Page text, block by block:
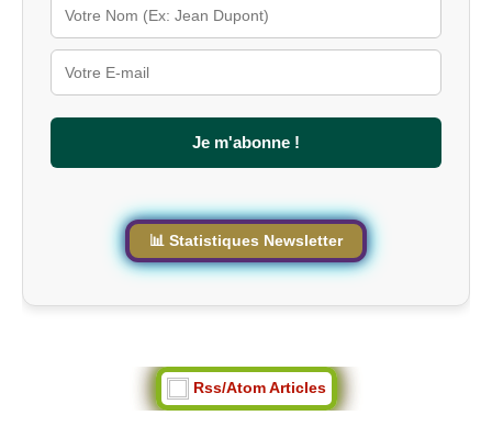
é
u
r
l
e
Je m'abonne !
📊 Statistiques Newsletter
Rss/Atom Articles